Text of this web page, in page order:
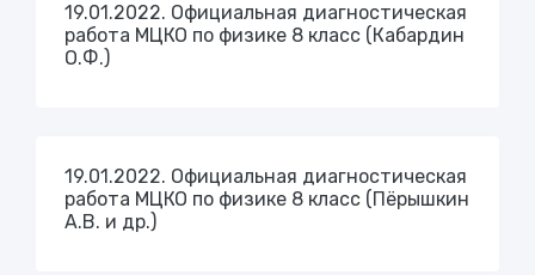
19.01.2022. Официальная диагностическая
работа МЦКО по физике 8 класс (Кабардин
О.Ф.)
19.01.2022. Официальная диагностическая
работа МЦКО по физике 8 класс (Пёрышкин
А.В. и др.)